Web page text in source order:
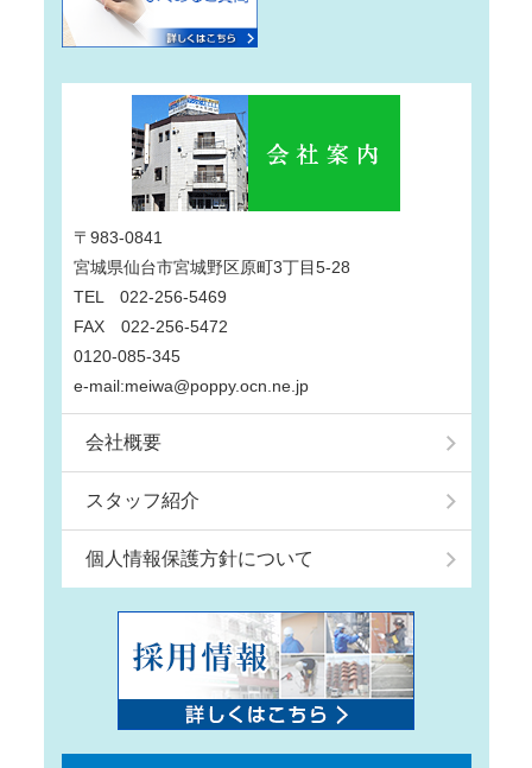
〒983-0841
宮城県仙台市宮城野区原町3丁目5-28
TEL 022-256-5469
FAX 022-256-5472
0120-085-345
e-mail:meiwa@poppy.ocn.ne.jp
会社概要
スタッフ紹介
個人情報保護方針について